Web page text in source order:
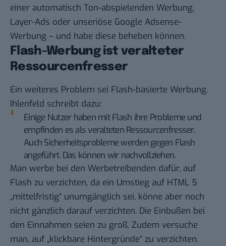
einer automatisch Ton-abspielenden Werbung,
Layer-Ads oder unseriöse Google Adsense-
Werbung – und habe diese beheben können.
Flash-Werbung ist veralteter
Ressourcenfresser
Ein weiteres Problem sei Flash-basierte Werbung.
Ihlenfeld schreibt dazu:
Einige Nutzer haben mit Flash ihre Probleme und
empfinden es als veralteten Ressourcenfresser.
Auch Sicherheitsprobleme werden gegen Flash
angeführt. Das können wir nachvollziehen.
Man werbe bei den Werbetreibenden dafür, auf
Flash zu verzichten, da ein Umstieg auf HTML 5
„mittelfristig“ unumgänglich sei, könne aber noch
nicht gänzlich darauf verzichten. Die Einbußen bei
den Einnahmen seien zu groß. Zudem versuche
man, auf „klickbare Hintergründe“ zu verzichten.